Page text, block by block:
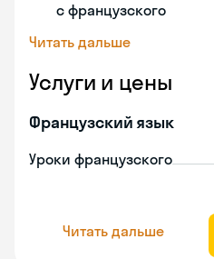
с французского
Читать дальше
Услуги и цены
Французский язык
Уроки французского
Читать дальше